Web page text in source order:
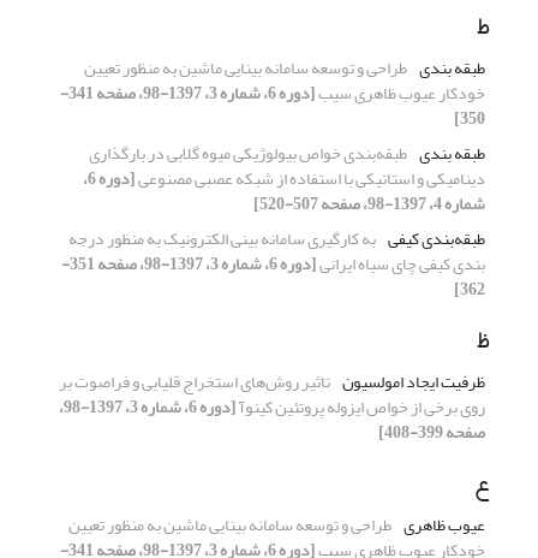
ط
طبقه بندی طراحی و توسعه سامانه بینایی ماشین به منظور تعیین
خودکار عیوب ظاهری سیب [دوره 6، شماره 3، 1397-98، صفحه 341-
350]
طبقه بندی طبقه‌بندی خواص بیولوژیکی میوه گلابی در بارگذاری
دینامیکی و استاتیکی با استفاده از شبکه عصبی مصنوعی [دوره 6،
شماره 4، 1397-98، صفحه 507-520]
طبقه‌بندی کیفی به کارگیری سامانه بینی الکترونیک به منظور درجه
بندی کیفی چای سیاه ایرانی [دوره 6، شماره 3، 1397-98، صفحه 351-
362]
ظ
ظرفیت ایجاد امولسیون تاثیر روش‌های استخراج قلیایی و فراصوت بر
روی برخی از خواص ایزوله پروتئین کینوآ [دوره 6، شماره 3، 1397-98،
صفحه 399-408]
ع
عیوب ظاهری طراحی و توسعه سامانه بینایی ماشین به منظور تعیین
خودکار عیوب ظاهری سیب [دوره 6، شماره 3، 1397-98، صفحه 341-